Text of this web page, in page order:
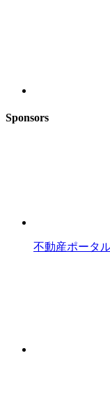
Sponsors
不動産ポータ